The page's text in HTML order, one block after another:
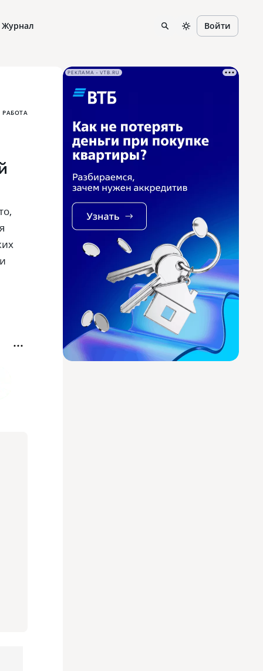
Журнал Войти
РАБОТА
РЕКЛАМА • VTB.RU